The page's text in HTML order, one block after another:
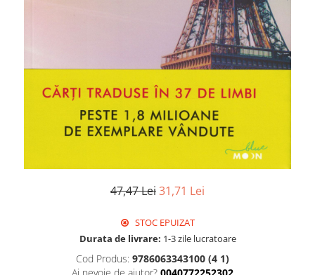
47,47 Lei31,71 Lei
STOC EPUIZAT
Durata de livrare: 1-3 zile lucratoare
Cod Produs: 9786063343100 (4 1)